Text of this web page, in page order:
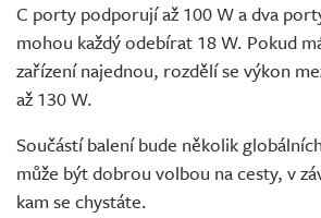
C porty podporují až 100 W a dva
mohou každý odebírat 18 W. Pokud
zařízení najednou, rozdělí se výkon
až 130 W.
Součástí balení bude několik
může být dobrou volbou na cesty, v
kam se chystáte.